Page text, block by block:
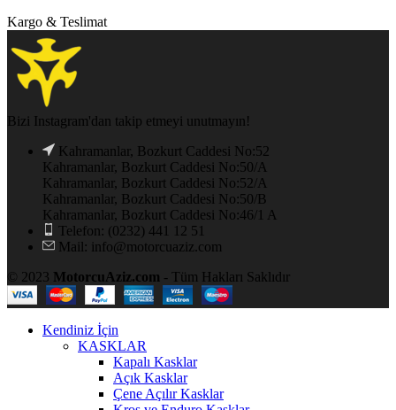
Kargo & Teslimat
Bizi Instagram'dan takip etmeyi unutmayın!
Kahramanlar, Bozkurt Caddesi No:52
Kahramanlar, Bozkurt Caddesi No:50/A
Kahramanlar, Bozkurt Caddesi No:52/A
Kahramanlar, Bozkurt Caddesi No:50/B
Kahramanlar, Bozkurt Caddesi No:46/1 A
Telefon: (0232) 441 12 51
Mail: info@motorcuaziz.com
© 2023 MotorcuAziz.com - Tüm Hakları Saklıdır
Kendiniz İçin
KASKLAR
Kapalı Kasklar
Açık Kasklar
Çene Açılır Kasklar